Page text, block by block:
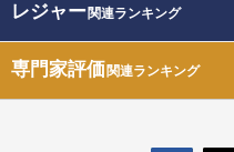
レジャー関連ランキング
専門家評価関連ランキング